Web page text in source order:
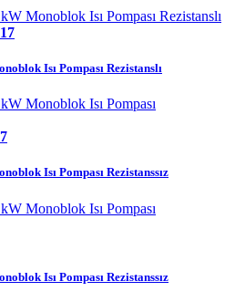
Isı Pompası Rezistanslı
Isı Pompası Rezistanssız
Isı Pompası Rezistanssız